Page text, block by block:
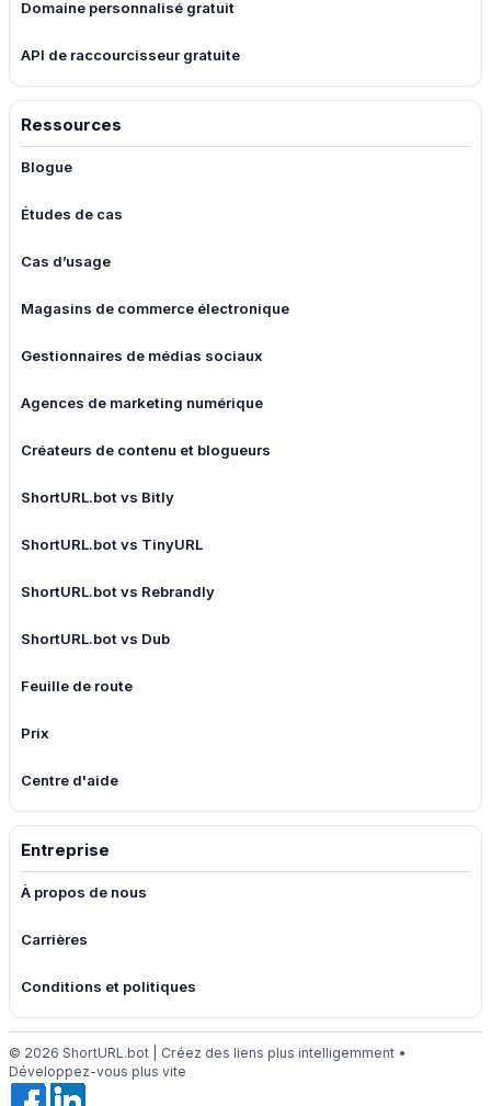
Domaine personnalisé gratuit
API de raccourcisseur gratuite
Ressources
Blogue
Études de cas
Cas d’usage
Magasins de commerce électronique
Gestionnaires de médias sociaux
Agences de marketing numérique
Créateurs de contenu et blogueurs
ShortURL.bot vs Bitly
ShortURL.bot vs TinyURL
ShortURL.bot vs Rebrandly
ShortURL.bot vs Dub
Feuille de route
Prix
Centre d'aide
Entreprise
À propos de nous
Carrières
Conditions et politiques
© 2026 ShortURL.bot | Créez des liens plus intelligemment •
Développez-vous plus vite